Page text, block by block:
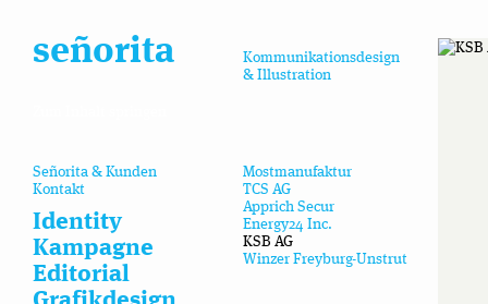
señorita
Kommunikationsdesign
& Illustration
Señorita & Kunden
Kontakt
Identity
Kampagne
Editorial
Mostmanufaktur
TCS AG
Apprich Secur
Energy24 Inc.
KSB AG
Winzer Freyburg-Unstrut